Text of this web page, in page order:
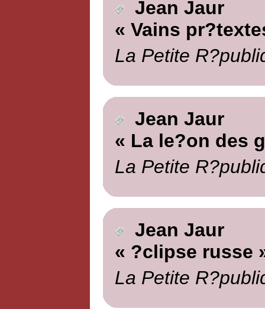
Jean Jaur
« Vains
La Petite
Jean Jaur
« La le?on des
La Petite
Jean Jaur
« ?clipse russe
La Petite